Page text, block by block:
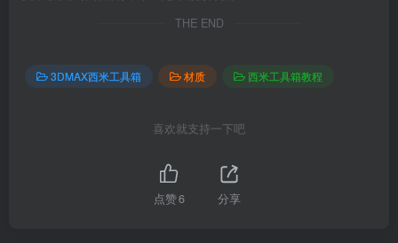
THE END
3DMAX西米工具箱 材质 西米工具箱教程
喜欢就支持一下吧
点赞6 分享